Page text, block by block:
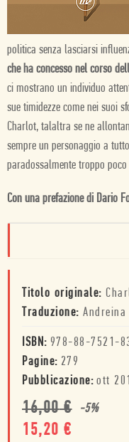
politica senza lasciarsi
che ha concesso nel corso
ci mostrano un individuo
sue timidezze come nei suoi
Charlot, talaltra se ne
sempre un personaggio a
paradossalmente troppo
Con una prefazione di Dario
Titolo originale:
Traduzione:
ISBN: 978-88-7521-
Pagine: 279
Pubblicazione: ott
16,00€ -5%
15,20 €